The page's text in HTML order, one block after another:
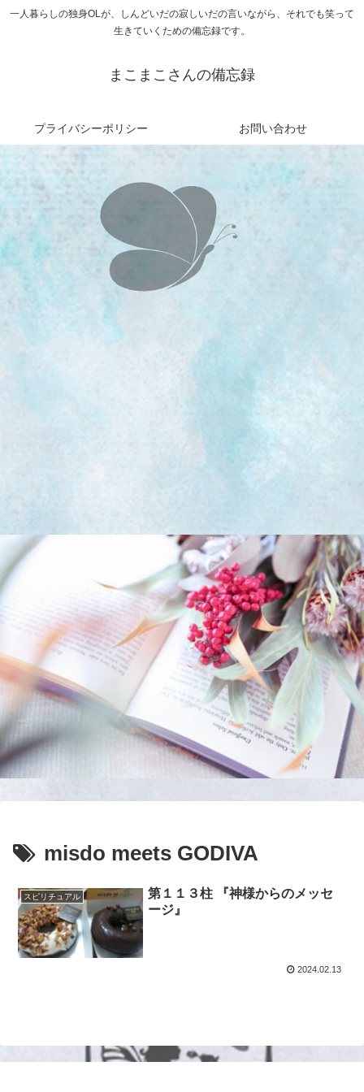
一人暮らしの独身OLが、しんどいだの寂しいだの言いながら、それでも笑って
生きていくための備忘録です。
まこまこさんの備忘録
プライバシーポリシー お問い合わせ
misdo meets GODIVA
スピリチュアル
第１１３柱 『神様からのメッセ
ージ』
2024.02.13